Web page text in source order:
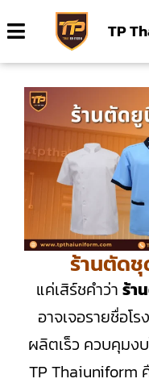
TP
ร้านตัด
แค่เสิร์ชคำว่า ร้า
อาจเจอรายชื่อโ
ผลิตเร็ว ควบคุมง
TP Thaiuniform